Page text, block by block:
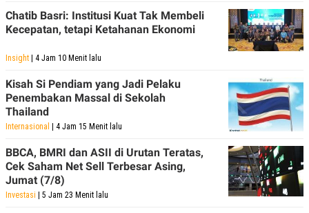
Chatib Basri: Institusi Kuat Tak Membeli
Kecepatan, tetapi Ketahanan Ekonomi
Insight | 4 Jam 10 Menit lalu
Kisah Si Pendiam yang Jadi Pelaku
Penembakan Massal di Sekolah
Thailand
Internasional | 4 Jam 15 Menit lalu
BBCA, BMRI dan ASII di Urutan Teratas,
Cek Saham Net Sell Terbesar Asing,
Jumat (7/8)
Investasi | 5 Jam 23 Menit lalu